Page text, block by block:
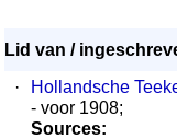
Lid van /
·
Hollandsche
- voor 1908;
Sources: